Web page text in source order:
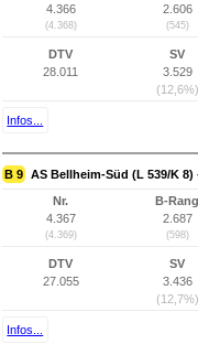
4.366
(4.368)
2.606
(545)
DTV
28.011
SV
3.529
(12,6%)
Infos...
B 9 AS Bellheim-Süd (L 539/K
Nr.
4.367
(4.369)
B-Rang
2.687
(598)
DTV
27.055
SV
3.436
(12,7%)
Infos...